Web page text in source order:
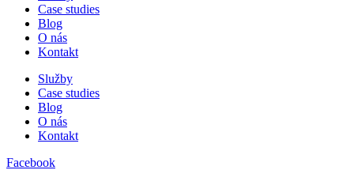
Case studies
Blog
O nás
Kontakt
Služby
Case studies
Blog
O nás
Kontakt
Facebook